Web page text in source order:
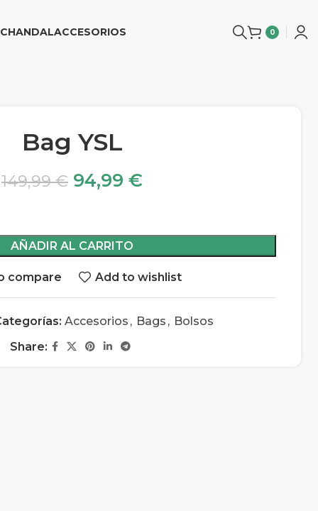
CHANDALACCESORIOS 0
Bag YSL
149,99€ 94,99 €
AÑADIR AL CARRITO
compare Add to wishlist
Accesorios , Bags , Bolsos
Share: